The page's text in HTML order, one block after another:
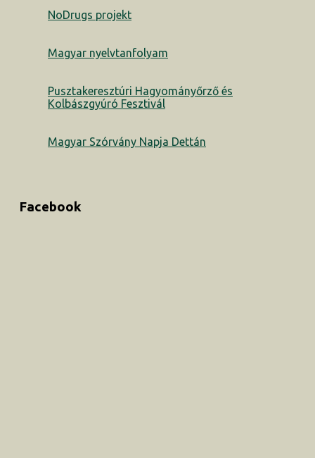
NoDrugs projekt
Magyar nyelvtanfolyam
Pusztakeresztúri Hagyományőrző és
Kolbászgyúró Fesztivál
Magyar Szórvány Napja Dettán
Facebook